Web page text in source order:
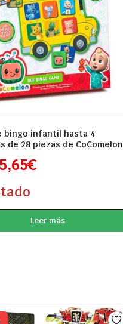
bingo infantil hasta 4
de 28 piezas de CoComelon
5,65€
Leer más